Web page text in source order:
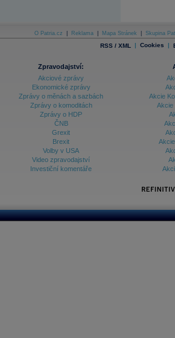
O Patria.cz Reklama Mapa Stránek Skupina
RSS / XML | Cookies |
Zpravodajství:
Akciové zprávy
Ekonomické zprávy
Zprávy o měnách a sazbách
Zprávy o komoditách
Zprávy o HDP
ČNB
Grexit
Brexit
Volby v USA
Video zpravodajství
Investiční komentáře
Akcie
Akcie